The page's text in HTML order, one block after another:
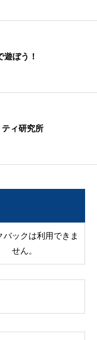
ぼう！
ィ研究所
バックは利用できま
せん。